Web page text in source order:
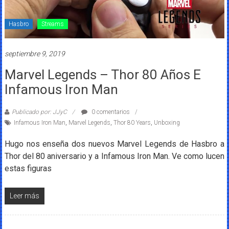
Hasbro Streams
septiembre 9, 2019
Marvel Legends – Thor 80 Años E
Infamous Iron Man
Publicado por: JJyC
0 comentarios
Infamous Iron Man, Marvel Legends, Thor 80 Years, Unboxing
Hugo nos enseña dos nuevos Marvel Legends de Hasbro a
Thor del 80 aniversario y a Infamous Iron Man. Ve como lucen
estas figuras
Leer más